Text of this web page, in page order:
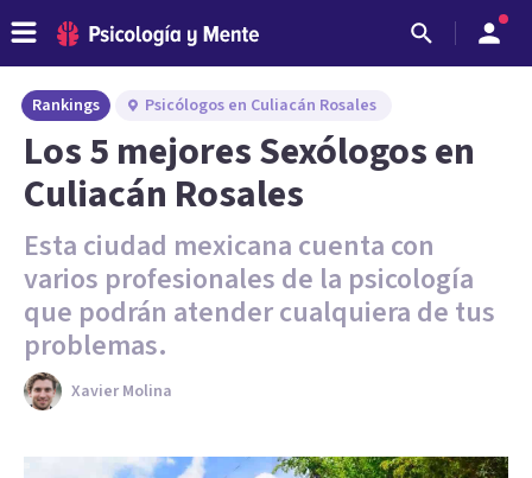
Rankings Psicólogos en Culiacán Rosales
Los 5 mejores Sexólogos en
Culiacán Rosales
Esta ciudad mexicana cuenta con
varios profesionales de la psicología
que podrán atender cualquiera de tus
problemas.
Xavier Molina